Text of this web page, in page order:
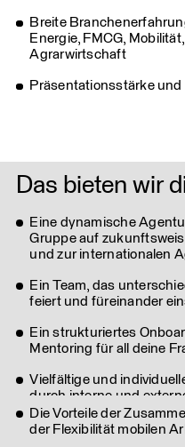
Breite
Energie, FMCG,
Agrarwirtschaft
Präsentationsstärke
Das bieten wir
Eine dynamische
Gruppe auf
und zur internationalen
Ein Team, das
feiert und füreinander
Ein strukturiertes
Mentoring für all deine
Vielfältige und
durch interne und
Die Vorteile der
der Flexibilität mobilen